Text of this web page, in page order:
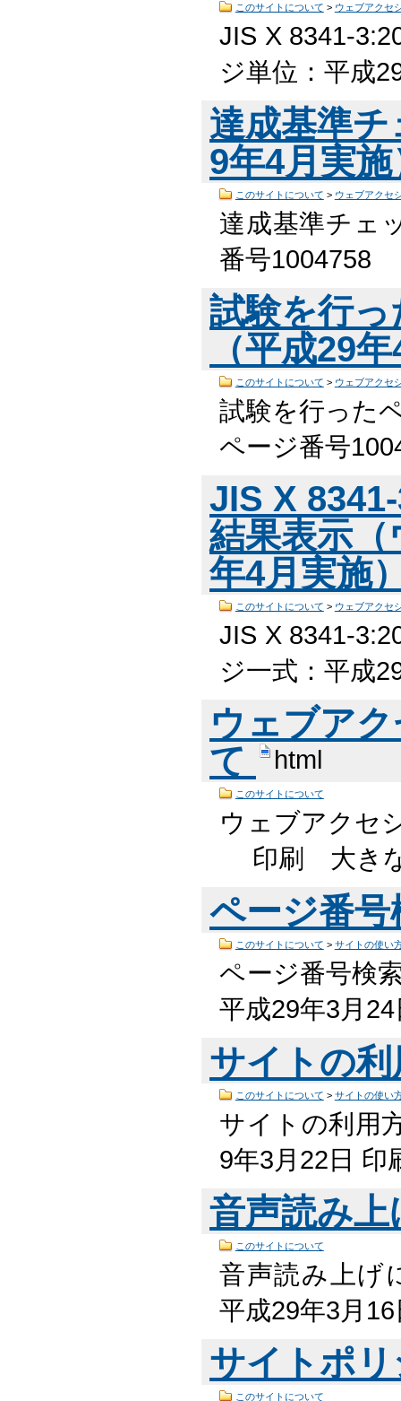
このサイトについて > ウェブアクセ
JIS X 8341-
ジ単位：平成
達成基準
9年4月実
このサイトについて > ウェブアクセ
達成基準チェ
番号1004758
試験を行
（平成29
このサイトについて > ウェブアクセ
試験を行った
ページ番号
JIS X
結果表示
年4月実施
このサイトについて > ウェブアクセ
JIS X 8341-
ジ一式：平成
ウェブア
て
html
このサイトについて
ウェブアクセ
印刷 大きな
ページ番
このサイトについて > サイトの使い
ページ番号検
平成29年3月
サイトの
このサイトについて > サイトの使い
サイトの利用
9年3月22日
音声読み
このサイトについて
音声読み上
平成29年3月
サイトポ
このサイトについて